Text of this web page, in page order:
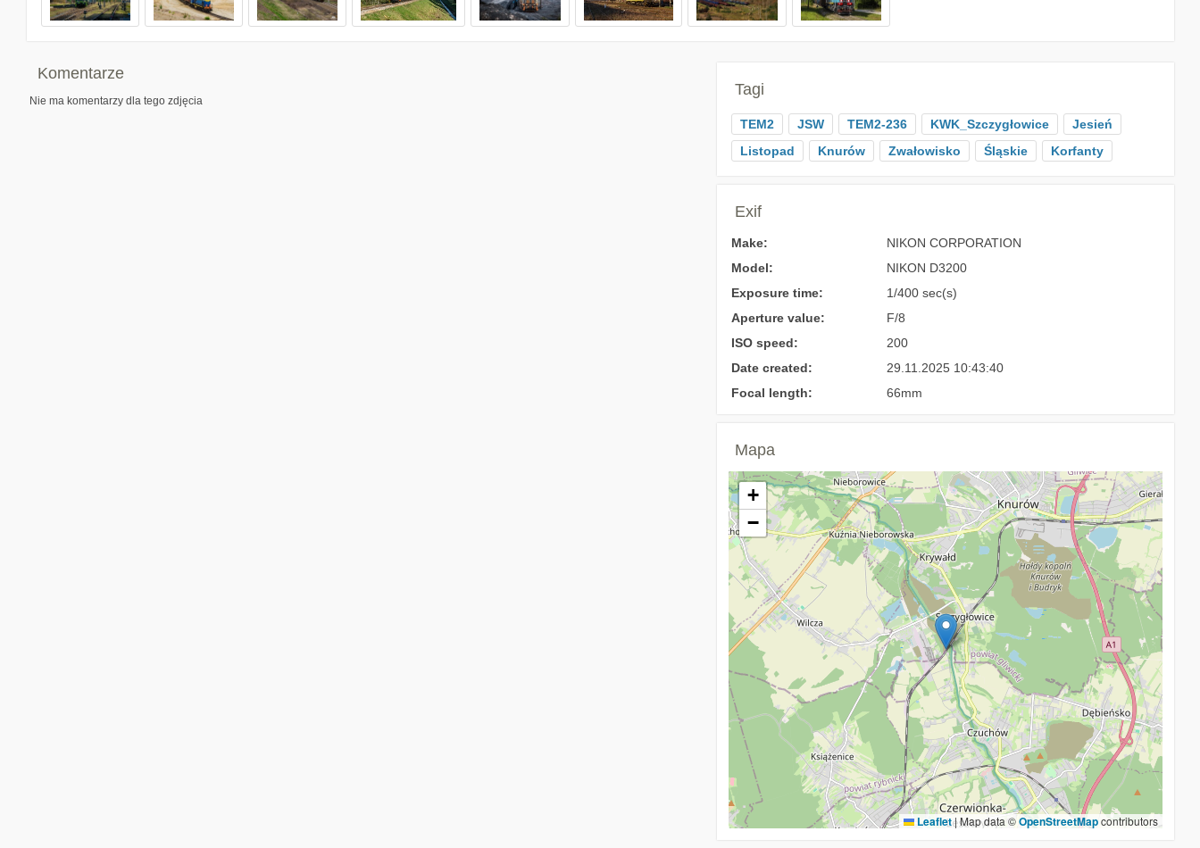
Komentarze
Nie ma komentarzy dla tego zdjęcia
Tagi
TEM2 JSW TEM2-236 KWK_Szczygłowice
Jesień
Listopad
Knurów Zwałowisko Śląskie Korfanty
Exif
Make:
NIKON CORPORATION
Model:
NIKON D3200
Exposure time:
1/400 sec(s)
Aperture value:
F/8
ISO speed:
200
Date created:
29.11.2025 10:43:40
Focal length:
66mm
Mapa
+
−
Leaflet|Map data ©OpenStreetMapcontributors